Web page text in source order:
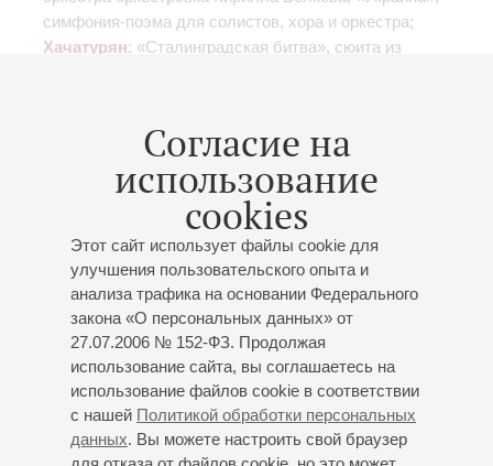
Согласие на
использование
cookies
Этот сайт использует файлы cookie для
улучшения пользовательского опыта и
анализа трафика на основании Федерального
закона «О персональных данных» от
27.07.2006 № 152-ФЗ. Продолжая
использование сайта, вы соглашаетесь на
использование файлов cookie в соответствии
с нашей Политикой обработки персональных
данных. Вы можете настроить свой браузер
симфония-поэма для солистов, хора и оркестра;
Хачатурян: «Сталинградская битва», сюита из
ноября, Ср
Большой зал
23 ноября 1927
2-й концерт 5-го абонемента
Заслуженный коллектив России академический
симфонический оркестр филармонии
Солисты симфонического оркестра филармонии
Дирижер -Фриц Штидри;Гавриил Попов-